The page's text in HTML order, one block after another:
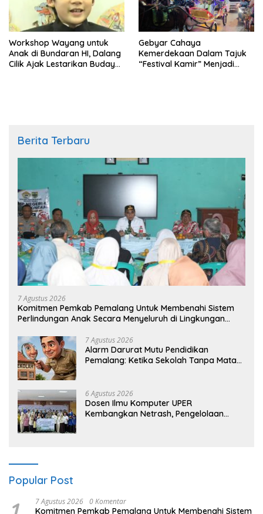
Workshop Wayang untuk
Anak di Bundaran HI, Dalang
Cilik Ajak Lestarikan Budaya
Gebyar Cahaya
Kemerdekaan Dalam Tajuk
“Festival Kamir” Menjadi
Berita Terbaru
7 Agustus 2026
Komitmen Pemkab Pemalang Untuk Membenahi Sistem
Perlindungan Anak Secara Menyeluruh di Lingkungan
7 Agustus 2026
Alarm Darurat Mutu Pendidikan
Pemalang: Ketika Sekolah Tanpa Mata
6 Agustus 2026
Dosen Ilmu Komputer UPER
Kembangkan Netrash, Pengelolaan
Popular Post
7 Agustus 2026 0 Komentar
Komitmen Pemkab Pemalang Untuk Membenahi Sistem